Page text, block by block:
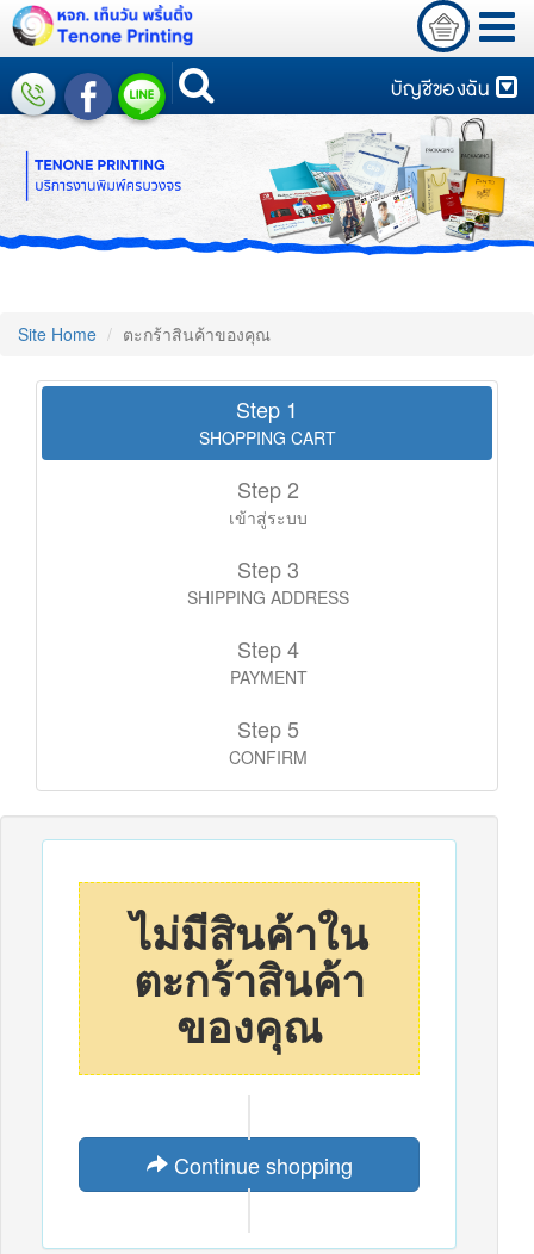
บัญชีของฉัน
Site Home ตะกร้าสินค้าของคุณ
Step 1
SHOPPING CART
Step 2
เข้าสู่ระบบ
Step 3
SHIPPING ADDRESS
Step 4
PAYMENT
Step 5
CONFIRM
ไม่มีสินค้าใน
ตะกร้าสินค้า
ของคุณ
Continue shopping